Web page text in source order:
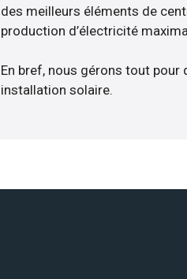
des meilleurs éléments de
production d’électricité
En bref, nous gérons tout
installation solaire.